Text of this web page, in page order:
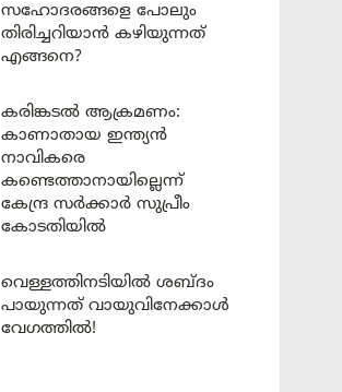
സഹോദരങ്ങളെ പോലും
തിരിച്ചറിയാൻ കഴിയുന്നത്
എങ്ങനെ?
കരിങ്കടൽ ആക്രമണം:
കാണാതായ ഇന്ത്യൻ
നാവികരെ
കണ്ടെത്താനായില്ലെന്ന്
കേന്ദ്ര സർക്കാർ സുപ്രീം
കോടതിയിൽ
വെള്ളത്തിനടിയിൽ ശബ്ദം
പായുന്നത് വായുവിനേക്കാൾ
വേഗത്തിൽ!